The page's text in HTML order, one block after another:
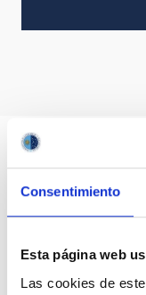
Consentimiento
Esta página web
Las cookies de